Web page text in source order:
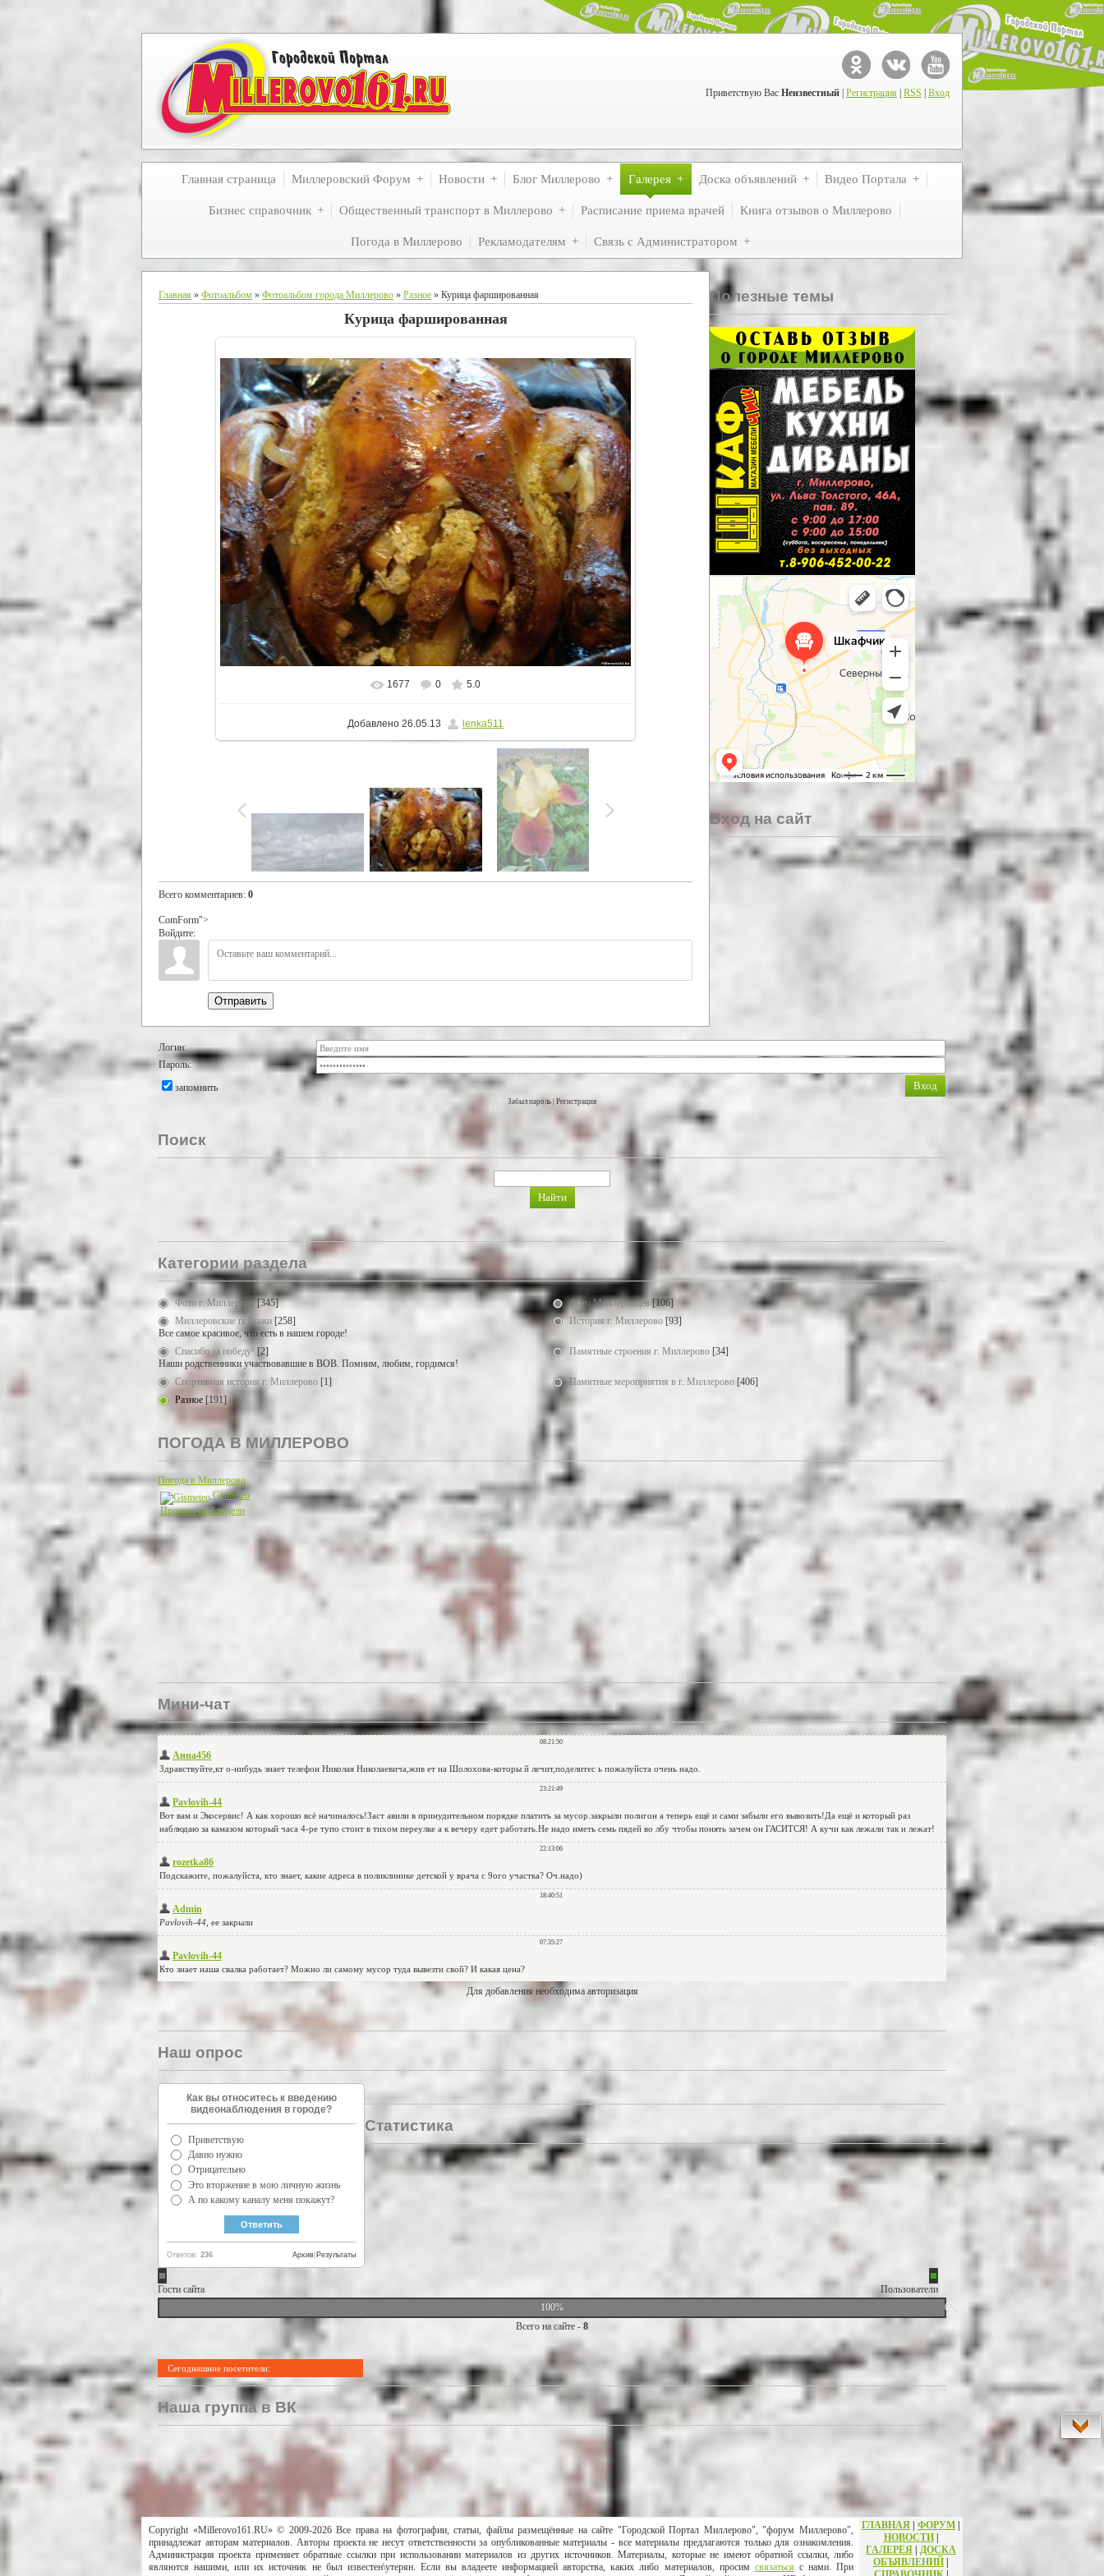
Приветствую Вас Неизвестный Регистрация RSS Вход
Главная страница Миллеровский Форум Новости Блог Миллерово Галерея Доска объявлений Видео Портала
Бизнес справочник Общественный транспорт в Миллерово Расписание приема врачей Книга отзывов о Миллерово
Погода в Миллерово Рекламодателям Связь с Администратором
Главная » Фотоальбом » Фотоальбом города Миллерово » Разное » Курица фаршированная
Курица фаршированная
В реальном размере 1500x1125
1677 0 5.0
Добавлено 26.05.13 lenka511
Всего комментариев: 0
ComForm">
Войдите:
Отправить
Полезные темы
Вход на сайт
Логин:
Пароль:
запомнить
Забыл пароль Регистрация
Поиск
Категории раздела
Фото г. Миллерово [345] Фото Миллеровцев [106]
Миллеровские пейзажи [258]
Все самое красивое, что есть в нашем городе!
История г. Миллерово [93]
Спасибо за победу! [2]
Наши родственники участвовавшие в ВОВ. Помним, любим, гордимся!
Памятные строения г. Миллерово [34]
Спортивная история г. Миллерово [1] Памятные мероприятия в г. Миллерово [406]
Разное [191]
ПОГОДА В МИЛЛЕРОВО
Погода в Миллерово
Gismeteo
Прогноз на 2 недели
Мини-чат
Для добавления необходима авторизация
Наш опрос
Как вы относитесь к введению
видеонаблюдения в городе?
Приветствую
Давно нужно
Отрицательно
Это вторжение в мою личную жизнь
А по какому каналу меня покажут?
Ответов: 236 Результаты
Архив
Статистика
Гости сайта
Пользователи
100%
0%
Всего на сайте - 8
Сегодняшние посетители:
Наша группа в ВК
Copyright «Millerovo161.RU» © 2009-2026 Все права на фотографии, статьи, файлы размещённые на сайте "Городской Портал Миллерово", "форум Миллерово",
принадлежат авторам материалов. Авторы проекта не несут ответственности за опубликованные материалы - все материалы предлагаются только для ознакомления.
Администрация проекта применяет обратные ссылки при использовании материалов из других источников. Материалы, которые не имеют обратной ссылки, либо
являются нашими, или их источник не был известен\утерян. Если вы владеете информацией авторства, каких либо материалов, просим связатьсяс нами. При
ГЛАВНАЯ | ФОРУМ |
НОВОСТИ|
ГАЛЕРЕЯ | ДОСКА
ОБЪЯВЛЕНИЙ |